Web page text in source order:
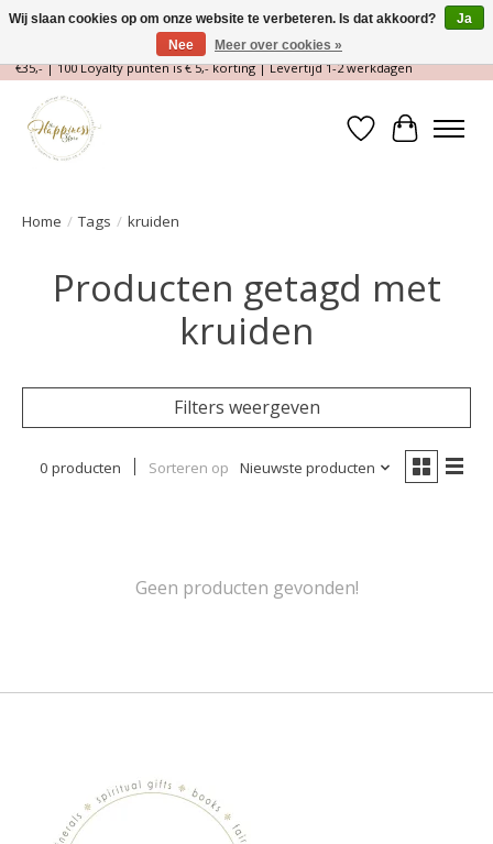
Magische Conceptstore, Edelstenen & Spirituele winkel | Gratis verzending >
€35,- | 100 Loyalty punten is € 5,- korting | Levertijd 1-2 werkdagen
Verlanglijst
Home / Tags / kruiden
Producten getagd met
kruiden
Filters weergeven
0 producten Sorteren op Nieuwste producten
Geen producten gevonden!
Wij slaan cookies op om onze website te verbeteren. Is dat akkoord?
Ja
Nee
Meer over cookies »